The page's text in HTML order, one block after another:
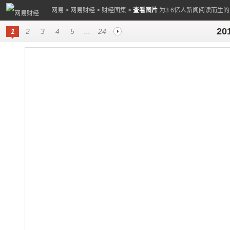
网易 > 网易财经 > 财经图集 > 查看图片 为3.6亿人新闻阅读而生
1 2 3 4 5 24